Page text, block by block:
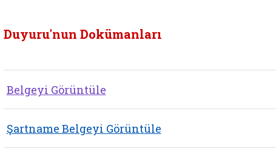
Duyuru'nun Dokümanları
Belgeyi Görüntüle
Şartname Belgeyi Görüntüle